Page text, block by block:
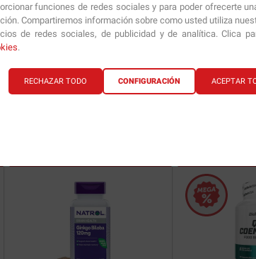
funciones de redes sociales y para poder ofrecerte
Compartiremos información sobre como usted utiliza
de redes sociales, de publicidad y de analítica. Clica
.
ACEPTAR
RECHAZAR TODO CONFIGURACIÓN
Rutin 450 mg100 caps. Garlic Oil 1500 mg